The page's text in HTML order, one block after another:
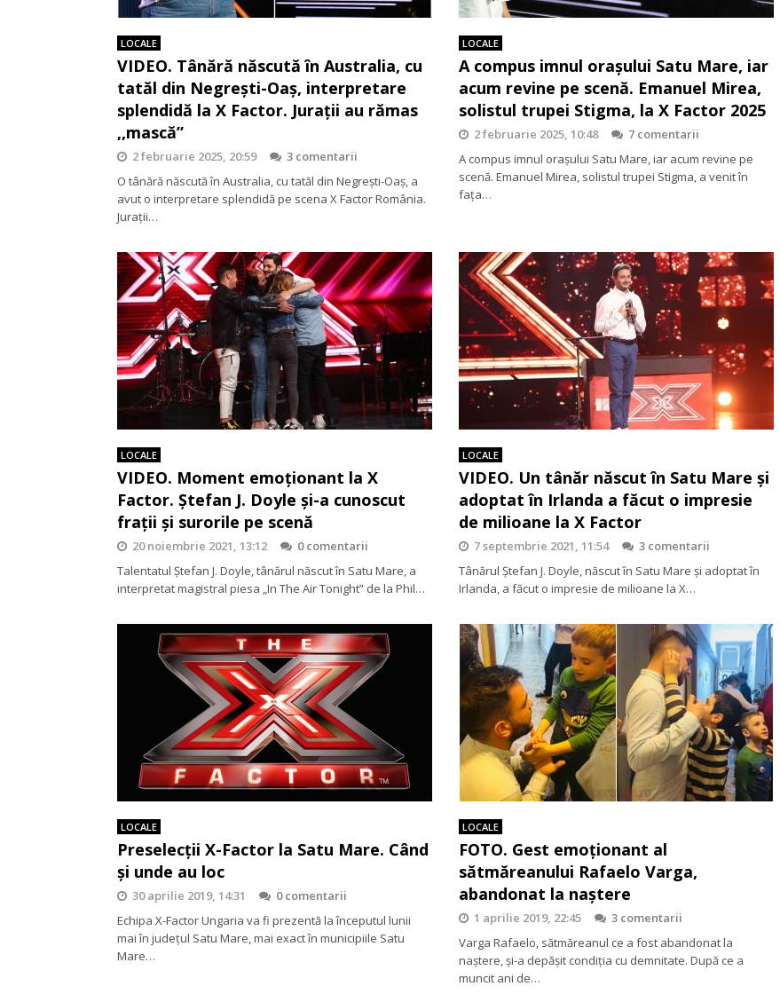
LOCALE
VIDEO. Tânără născută în Australia, cu
tatăl din Negrești-Oaș, interpretare
splendidă la X Factor. Jurații au rămas
,,mască”
2 februarie 2025, 20:59
3 comentarii
O tânără născută în Australia, cu tatăl din Negrești-Oaș, a
avut o interpretare splendidă pe scena X Factor România.
Jurații…
LOCALE
A compus imnul orașului Satu Mare, iar
acum revine pe scenă. Emanuel Mirea,
solistul trupei Stigma, la X Factor 2025
2 februarie 2025, 10:48
7 comentarii
A compus imnul orașului Satu Mare, iar acum revine pe
scenă. Emanuel Mirea, solistul trupei Stigma, a venit în
fața…
LOCALE
VIDEO. Moment emoționant la X
Factor. Ștefan J. Doyle și-a cunoscut
frații și surorile pe scenă
20 noiembrie 2021, 13:12
0 comentarii
Talentatul Ștefan J. Doyle, tânărul născut în Satu Mare, a
interpretat magistral piesa „In The Air Tonight” de la Phil…
LOCALE
VIDEO. Un tânăr născut în Satu Mare și
adoptat în Irlanda a făcut o impresie
de milioane la X Factor
7 septembrie 2021, 11:54
3 comentarii
Tânărul Ștefan J. Doyle, născut în Satu Mare și adoptat în
Irlanda, a făcut o impresie de milioane la X…
LOCALE
Preselecții X-Factor la Satu Mare. Când
și unde au loc
30 aprilie 2019, 14:31
0 comentarii
Echipa X-Factor Ungaria va fi prezentă la începutul lunii
mai în județul Satu Mare, mai exact în municipiile Satu
Mare…
LOCALE
FOTO. Gest emoționant al
sătmăreanului Rafaelo Varga,
abandonat la naștere
1 aprilie 2019, 22:45
3 comentarii
Varga Rafaelo, sătmăreanul ce a fost abandonat la
naștere, și-a depășit condiția cu demnitate. După ce a
muncit ani de…